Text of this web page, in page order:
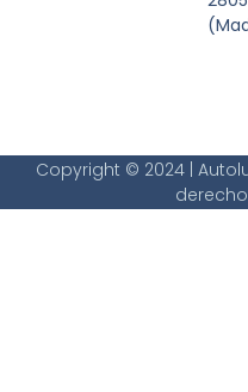
Copyright © 2024 |